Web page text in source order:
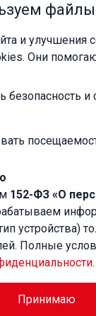
–
сообщества
и улучшения
Они
безопасность
152-ФЗ «О
устройства)
Полные
.
Принимаю